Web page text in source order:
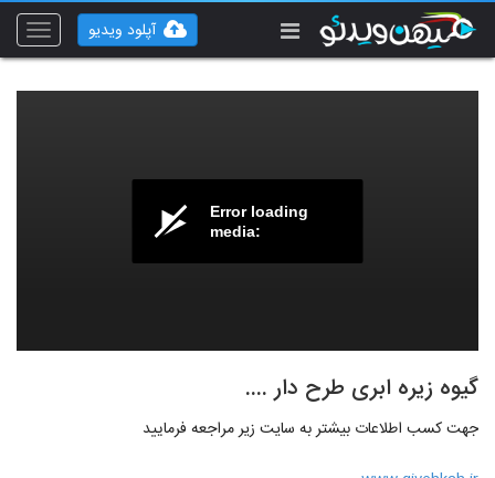
Toggle
آپلود ویدیو
Error loading
media:
گیوه زیره ابری طرح دار ....
جهت کسب اطلاعات بیشتر به سایت زیر مراجعه فرمایید